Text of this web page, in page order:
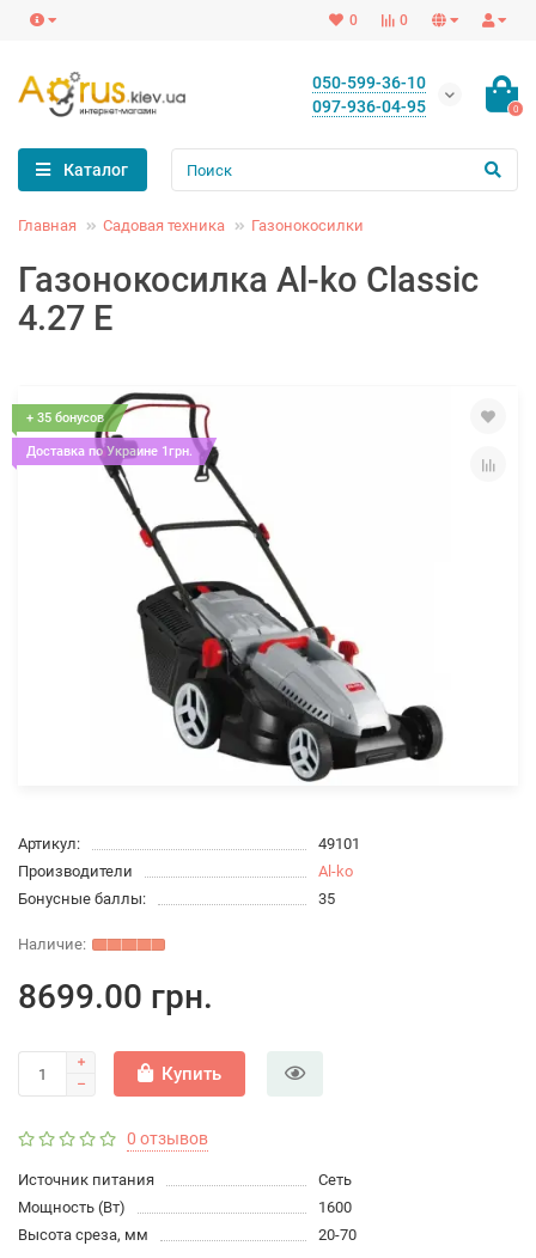
0
0
050-599-36-10
097-936-04-95
0
Каталог
Главная Садовая техника Газонокосилки
Газонокосилка Al-ko Classic
4.27 E
+ 35 бонусов
Доставка по Украине 1грн.
Артикул:
49101
Производители
Al-ko
Бонусные баллы:
35
8699.00 грн.
Купить
0 отзывов
Источник питания
Сеть
Мощность (Вт)
1600
Высота среза, мм
20-70